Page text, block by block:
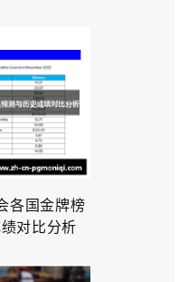
各国金牌榜
对比分析